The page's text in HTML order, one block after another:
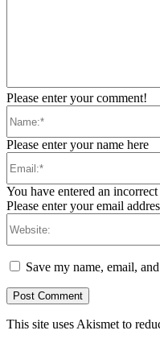
Please enter your comment!
Please enter your name here
You have entered an
Please enter your email
Save my name, email,
This site uses Akismet to